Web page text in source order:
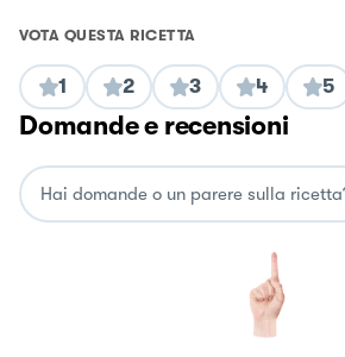
VOTA QUESTA RICETTA
1 2 3 4 5
Domande e recensioni